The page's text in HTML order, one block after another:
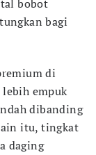
bobot
bagi
di
lebih empuk
dibanding
itu, tingkat
daging